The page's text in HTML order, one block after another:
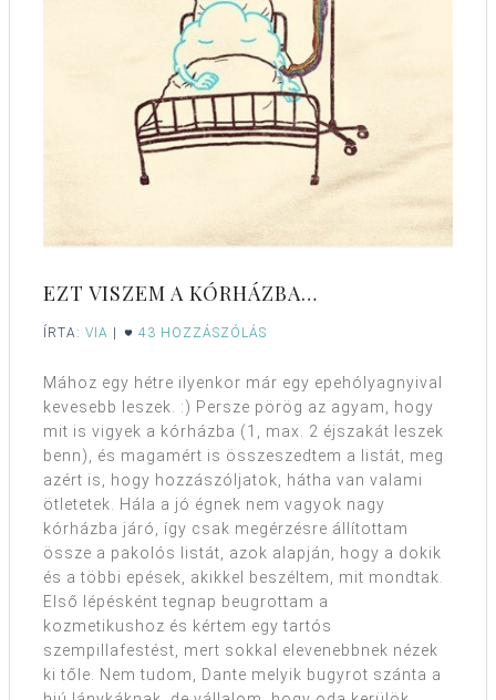
EZT VISZEM A KÓRHÁZBA…
ÍRTA: VIA 43 HOZZÁSZÓLÁS
Mához egy hétre ilyenkor már egy epehólyagnyival
kevesebb leszek. :) Persze pörög az agyam, hogy
mit is vigyek a kórházba (1, max. 2 éjszakát leszek
benn), és magamért is összeszedtem a listát, meg
azért is, hogy hozzászóljatok, hátha van valami
ötletetek. Hála a jó égnek nem vagyok nagy
kórházba járó, így csak megérzésre állítottam
össze a pakolós listát, azok alapján, hogy a dokik
és a többi epések, akikkel beszéltem, mit mondtak.
Első lépésként tegnap beugrottam a
kozmetikushoz és kértem egy tartós
szempillafestést, mert sokkal elevenebbnek nézek
ki tőle. Nem tudom, Dante melyik bugyrot szánta a